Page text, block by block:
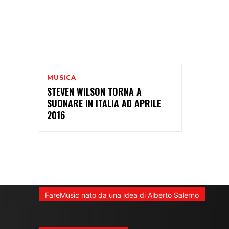
MUSICA
STEVEN WILSON TORNA A
SUONARE IN ITALIA AD APRILE
2016
FareMusic nato da una idea di Alberto Salerno